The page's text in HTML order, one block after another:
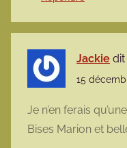
Jackie dit
15
Je n’en ferais
Bises Marion et